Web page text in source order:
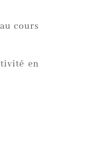
cours
en